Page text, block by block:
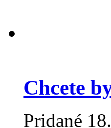
Chcete
Pridané